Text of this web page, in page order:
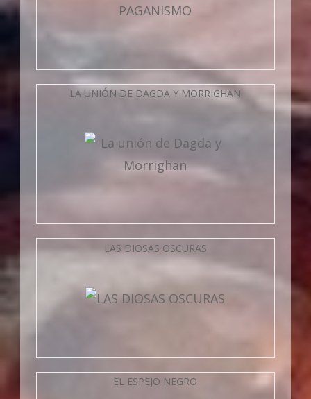
LA UNIÓN DE DAGDA Y MORRIGHAN
LAS DIOSAS OSCURAS
EL ESPEJO NEGRO